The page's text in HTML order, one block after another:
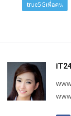
true5Gเพื่อคน